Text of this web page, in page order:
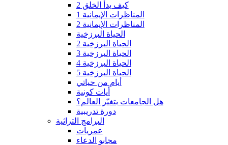
كيف بدأ الخلق 2
المناظرات الإيمانية 1
المناظرات الإيمانية 2
الحياة البرزخية
الحياة البرزخية 2
الحياة البرزخية 3
الحياة البرزخية 4
الحياة البرزخية 5
أيام من حياتي
أيات كونية
هل الجامعات بتغيّر العالم؟
دورة تدريبية
البرامج التراثية
عمريات
مجابو الدعاء